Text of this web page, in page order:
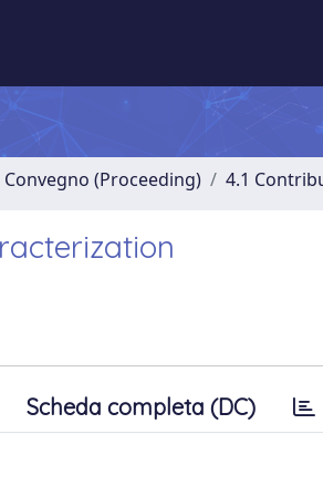
(Proceeding) 4.1
Scheda completa (DC)